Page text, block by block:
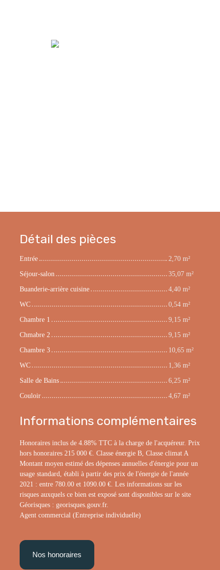
Détail des pièces
Entrée
2,70 m²
Séjour-salon
35,07 m²
Buanderie-arrière cuisine
4,40 m²
WC
0,54 m²
Chambre 1
9,15 m²
Chmabre 2
9,15 m²
Chambre 3
10,65 m²
WC
1,36 m²
Salle de Bains
6,25 m²
Couloir
4,67 m²
Informations complémentaires
Honoraires inclus de 4.88% TTC à la charge de l'acquéreur. Prix
hors honoraires 215 000 €. Classe énergie B, Classe climat A
Montant moyen estimé des dépenses annuelles d'énergie pour un
usage standard, établi à partir des prix de l'énergie de l'année
2021 : entre 780.00 et 1090.00 €. Les informations sur les
risques auxquels ce bien est exposé sont disponibles sur le site
Géorisques : georisques.gouv.fr.
Agent commercial (Entreprise individuelle)
Nos honoraires